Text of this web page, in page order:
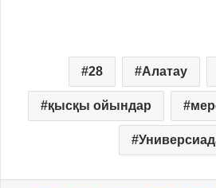
28 Алатау
қысқы ойындар